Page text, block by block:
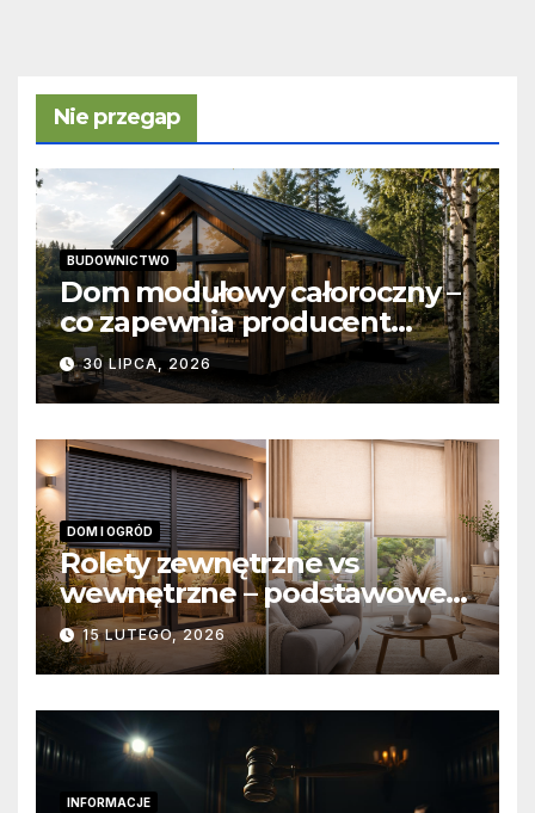
Nie przegap
BUDOWNICTWO
Dom modułowy całoroczny –
co zapewnia producent
domów modułowych?
30 LIPCA, 2026
DOM I OGRÓD
Rolety zewnętrzne vs
wewnętrzne – podstawowe
różnice konstrukcyjne i
funkcjonalne
15 LUTEGO, 2026
INFORMACJE